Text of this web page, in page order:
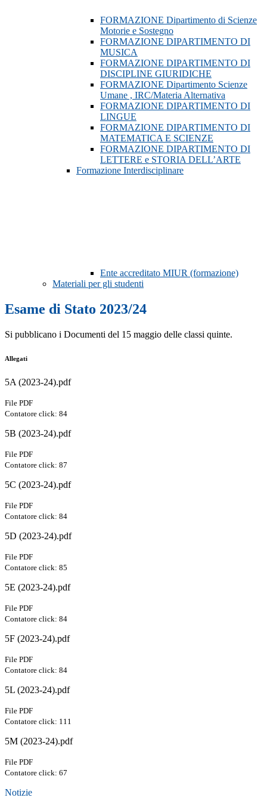
FORMAZIONE Dipartimento di Scienze
Motorie e Sostegno
FORMAZIONE DIPARTIMENTO DI
MUSICA
FORMAZIONE DIPARTIMENTO DI
DISCIPLINE GIURIDICHE
FORMAZIONE Dipartimento Scienze
Umane , IRC/Materia Alternativa
FORMAZIONE DIPARTIMENTO DI
LINGUE
FORMAZIONE DIPARTIMENTO DI
MATEMATICA E SCIENZE
FORMAZIONE DIPARTIMENTO DI
LETTERE e STORIA DELL’ARTE
Formazione Interdisciplinare
Ente accreditato MIUR (formazione)
Materiali per gli studenti
Esame di Stato 2023/24
Si pubblicano i Documenti del 15 maggio delle classi quinte.
Allegati
5A (2023-24).pdf
File PDF
Contatore click: 84
5B (2023-24).pdf
File PDF
Contatore click: 87
5C (2023-24).pdf
File PDF
Contatore click: 84
5D (2023-24).pdf
File PDF
Contatore click: 85
5E (2023-24).pdf
File PDF
Contatore click: 84
5F (2023-24).pdf
File PDF
Contatore click: 84
5L (2023-24).pdf
File PDF
Contatore click: 111
5M (2023-24).pdf
File PDF
Contatore click: 67
Notizie